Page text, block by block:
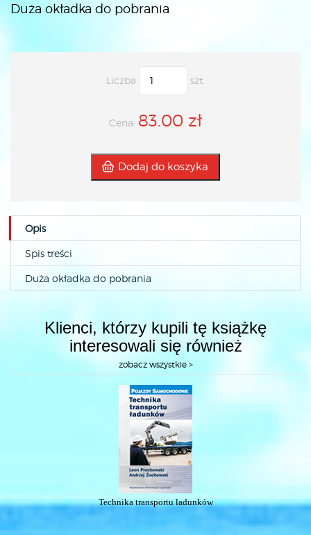
Duża okładka do pobrania
Liczba szt.
Cena: 83.00 zł
Dodaj do koszyka
Opis
Spis treści
Duża okładka do pobrania
Klienci, którzy kupili tę książkę
interesowali się również
zobacz wszystkie >
Technika transportu ładunków